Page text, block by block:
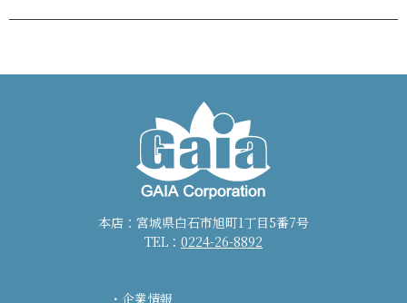
本店：宮城県白石市旭町1丁目5番7号
TEL： 0224-26-8892
企業情報